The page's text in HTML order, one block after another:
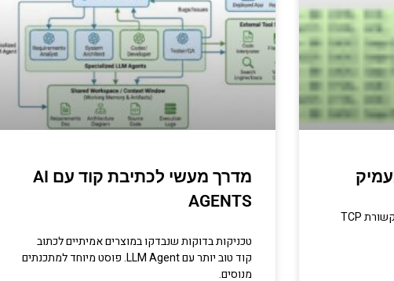
הסבר מעמיק מתחת למנוע על איך תקשורת TCP
מדרך מעשי לכתיבת קוד עם AI
AGENTS
טכניקות בדוקות שנבדקו במוצרים אמיתיים לכתוב
קוד טוב יותר עם LLM Agent. פוסט מיוחד למתכנתים
מנוסים.